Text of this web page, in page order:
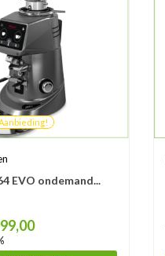
EVO ondemand...